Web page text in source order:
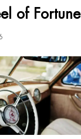
of Fortune